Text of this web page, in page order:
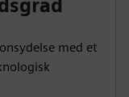
med et